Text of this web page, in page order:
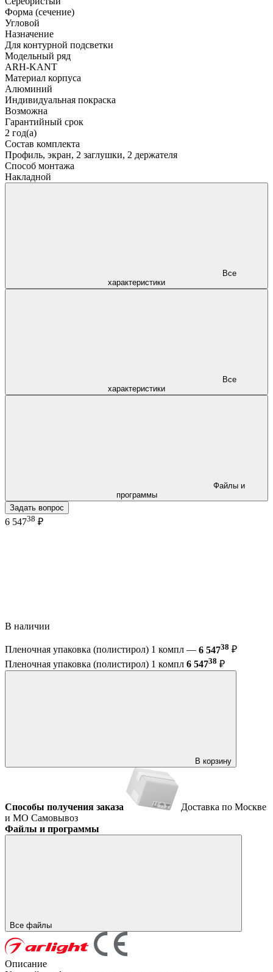
Форма (сечение)
Угловой
Назначение
Для контурной подсветки
Модельный ряд
ARH-KANT
Материал корпуса
Алюминий
Индивидуальная покраска
Возможна
Гарантийный срок
2 год(а)
Состав комплекта
Профиль, экран, 2 заглушки, 2 держателя
Способ монтажа
Накладной
характеристики
характеристики
программы
Задать вопрос
6 54738 ₽
В наличии
Пленочная упаковка (полистирол) 1 компл — 6 54738 ₽
Пленочная упаковка (полистирол) 1 компл 6 54738 ₽
В корзину
Способы получения заказа
Доставка по Москве
и МО Самовывоз
Файлы и программы
Все файлы
Описание